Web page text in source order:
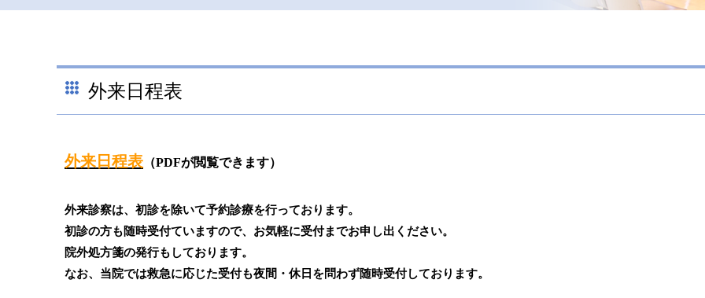
外来日程表
外来日程表 （PDFが閲覧できます）
外来診察は、初診を除いて予約診療を行っております。
初診の方も随時受付ていますので、お気軽に受付までお申し出ください。
院外処方箋の発行もしております。
なお、当院では救急に応じた受付も夜間・休日を問わず随時受付しております。